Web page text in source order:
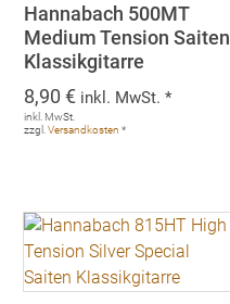
Hannabach 500MT
Medium Tension Saiten
Klassikgitarre
8,90€ inkl. MwSt. *
inkl. MwSt.
zzgl.Versandkosten *